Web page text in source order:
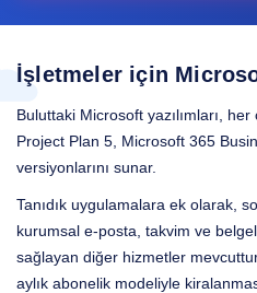
İşletmeler için
Buluttaki Microsoft yazılımları,
Project Plan 5, Microsoft 365
versiyonlarını sunar.
Tanıdık uygulamalara ek olarak,
kurumsal e-posta, takvim ve
sağlayan diğer hizmetler
aylık abonelik modeliyle